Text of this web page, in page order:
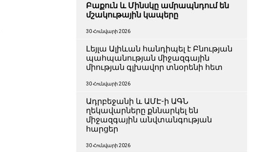
Բաքուն և Մինսկը ամրապնդում են
մշակութային կապերը
30 Հունվարի 2026
Լեյլա Ալիևան հանդիպել է Բնության
պահպանության միջազգային
միության գլխավոր տնօրենի հետ
30 Հունվարի 2026
Ադրբեջանի և ԱՄԷ-ի ԱԳՆ
ղեկավարները քննարկել են
միջազգային անվտանգության
հարցեր
30 Հունվարի 2026